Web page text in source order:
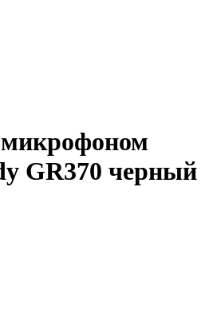
GR370 черный